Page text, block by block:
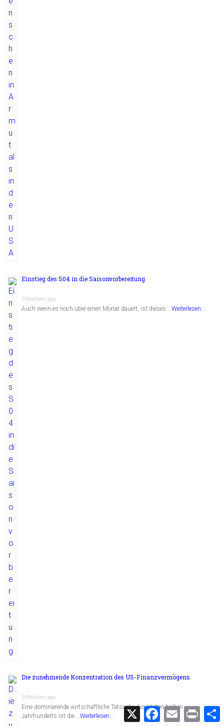
Einstieg des S04 in die Saisonvorbereitung
3 Wochen ago
Auch wenn es noch über einen Monat dauert, ist dieses …Weiterlesen...
Die zunehmende Konzentration des US-Finanzvermögens
3 Wochen ago
Eine dominierende wirtschaftliche Tatsache des letzten halben
Jahrhunderts ist die …Weiterlesen...
X
F
E
m
P